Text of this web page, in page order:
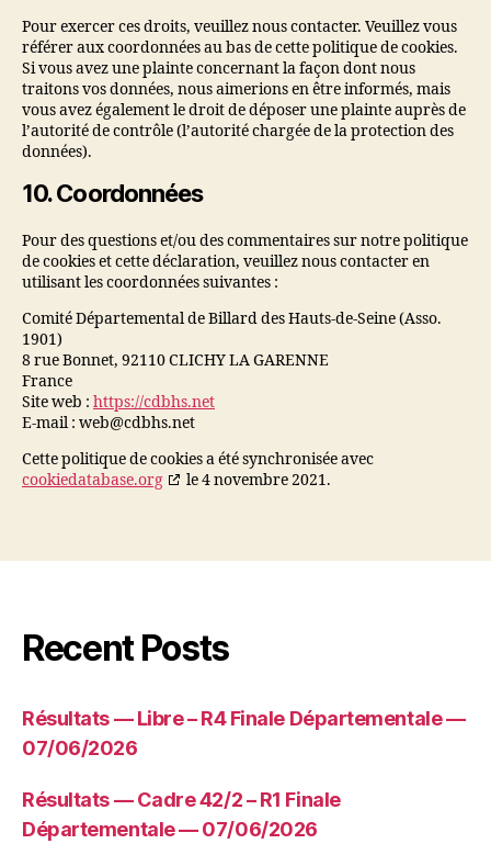
Pour exercer ces droits, veuillez nous contacter. Veuillez vous
référer aux coordonnées au bas de cette politique de cookies.
Si vous avez une plainte concernant la façon dont nous
traitons vos données, nous aimerions en être informés, mais
vous avez également le droit de déposer une plainte auprès de
l’autorité de contrôle (l’autorité chargée de la protection des
données).
10. Coordonnées
Pour des questions et/ou des commentaires sur notre politique
de cookies et cette déclaration, veuillez nous contacter en
utilisant les coordonnées suivantes :
Comité Départemental de Billard des Hauts-de-Seine (Asso.
1901)
8 rue Bonnet, 92110 CLICHY LA GARENNE
France
Site web : https://cdbhs.net
E-mail : web@cdbhs.net
Cette politique de cookies a été synchronisée avec
cookiedatabase.org
le 4 novembre 2021.
Recent Posts
Résultats — Libre – R4 Finale Départementale —
07/06/2026
Résultats — Cadre 42/2 – R1 Finale
Départementale — 07/06/2026